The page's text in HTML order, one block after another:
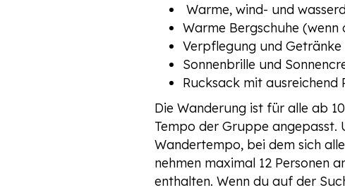
Warme, wind- und
Warme Bergschuhe (wenn
Verpflegung und Getränke
Sonnenbrille und
Rucksack mit
Die Wanderung ist für alle ab
Tempo der Gruppe angepasst.
Wandertempo, bei dem sich
nehmen maximal 12 Personen
enthalten. Wenn du auf der